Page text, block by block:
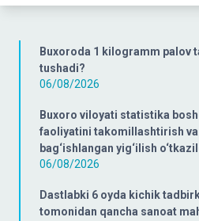
Buxoroda 1 kilogramm palov
tushadi?
06/08/2026
Buxoro viloyati statistika
faoliyatini takomillashtirish
bag‘ishlangan yig‘ilish
06/08/2026
Dastlabki 6 oyda kichik
tomonidan qancha sanoat